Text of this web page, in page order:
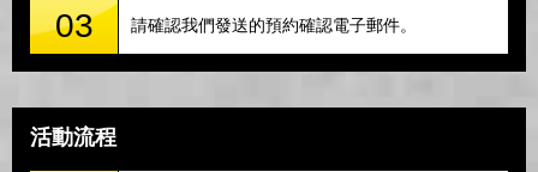
03 請確認我們發送的預約確認電子郵件。
活動流程